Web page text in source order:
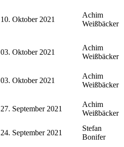
10. Oktober 2021
Achim
Weißbäcker
03. Oktober 2021
Achim
Weißbäcker
03. Oktober 2021
Achim
Weißbäcker
27. September 2021
Achim
Weißbäcker
24. September 2021
Stefan
Bonifer